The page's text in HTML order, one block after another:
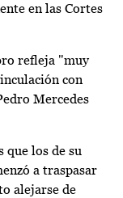
en las Cortes
refleja "muy
con
Mercedes
que los de su
a traspasar
alejarse de